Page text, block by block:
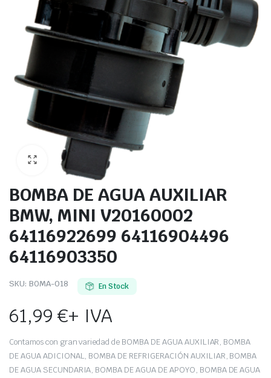
BOMBA DE AGUA AUXILIAR
BMW, MINI V20160002
64116922699 64116904496
64116903350
SKU: BOMA-018 En Stock
61,99€+ IVA
Contamos con gran variedad de BOMBA DE AGUA AUXILIAR, BOMBA
DE AGUA ADICIONAL, BOMBA DE REFRIGERACIÓN AUXILIAR, BOMBA
DE AGUA SECUNDARIA, BOMBA DE AGUA DE APOYO, BOMBA DE AGUA